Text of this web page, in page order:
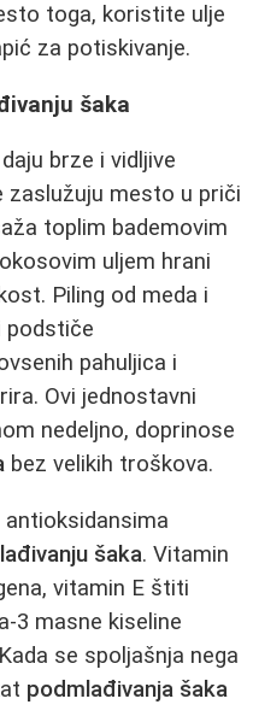
toga, koristite ulje
za potiskivanje.
šaka
brze i vidljive
mesto u priči
toplim bademovim
uljem hrani
Piling od meda i
podstiče
pahuljica i
Ovi jednostavni
nedeljno, doprinose
bez velikih troškova.
antioksidansima
šaka. Vitamin
vitamin E štiti
3 masne kiseline
se spoljašnja nega
podmlađivanja šaka